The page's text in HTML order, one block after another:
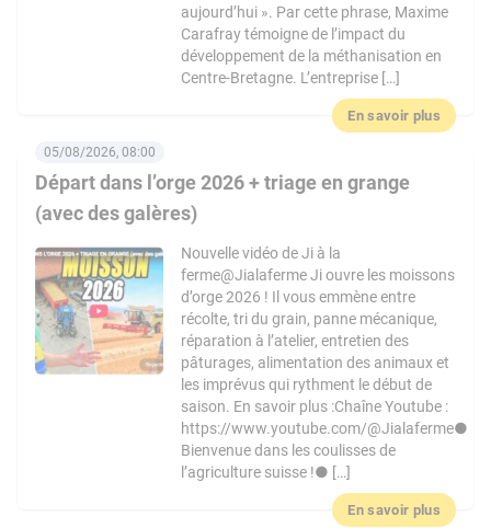
aujourd’hui ». Par cette phrase, Maxime
Carafray témoigne de l’impact du
développement de la méthanisation en
Centre-Bretagne. L’entreprise […]
En savoir plus
Départ dans l’orge 2026 + triage en grange
(avec des galères)
05/08/2026, 08:00
Nouvelle vidéo de Ji à la
ferme@Jialaferme Ji ouvre les moissons
d’orge 2026 ! Il vous emmène entre
récolte, tri du grain, panne mécanique,
réparation à l’atelier, entretien des
pâturages, alimentation des animaux et
les imprévus qui rythment le début de
saison. En savoir plus :Chaîne Youtube :
https://www.youtube.com/@Jialaferme●
Bienvenue dans les coulisses de
l’agriculture suisse !● […]
En savoir plus